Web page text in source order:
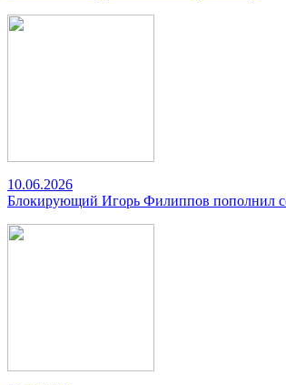
10.06.2026
Блокирующий Игорь Филиппов пополнил